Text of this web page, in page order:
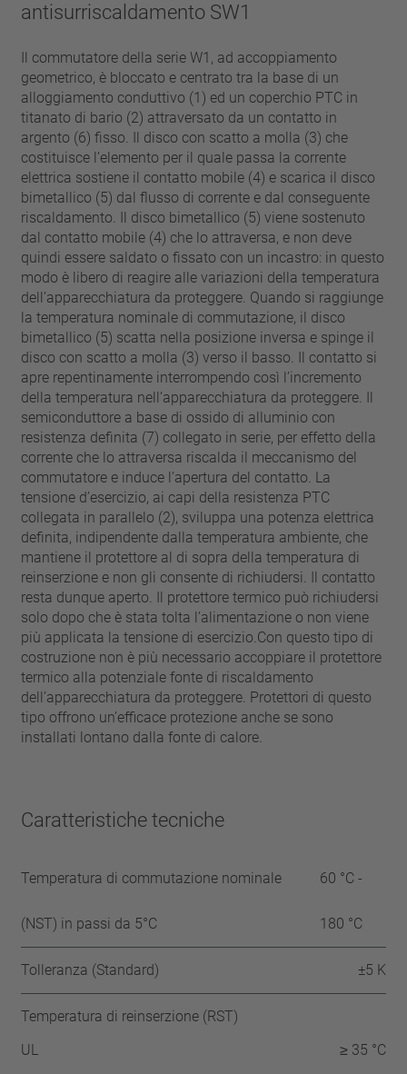
antisurriscaldamento SW1
Il commutatore della serie W1, ad accoppiamento
geometrico, è bloccato e centrato tra la base di un
alloggiamento conduttivo (1) ed un coperchio PTC in
titanato di bario (2) attraversato da un contatto in
argento (6) fisso. Il disco con scatto a molla (3) che
costituisce l’elemento per il quale passa la corrente
elettrica sostiene il contatto mobile (4) e scarica il disco
bimetallico (5) dal flusso di corrente e dal conseguente
riscaldamento. Il disco bimetallico (5) viene sostenuto
dal contatto mobile (4) che lo attraversa, e non deve
quindi essere saldato o fissato con un incastro: in questo
modo è libero di reagire alle variazioni della temperatura
dell’apparecchiatura da proteggere. Quando si raggiunge
la temperatura nominale di commutazione, il disco
bimetallico (5) scatta nella posizione inversa e spinge il
disco con scatto a molla (3) verso il basso. Il contatto si
apre repentinamente interrompendo così l’incremento
della temperatura nell’apparecchiatura da proteggere. Il
semiconduttore a base di ossido di alluminio con
resistenza definita (7) collegato in serie, per effetto della
corrente che lo attraversa riscalda il meccanismo del
commutatore e induce l’apertura del contatto. La
tensione d’esercizio, ai capi della resistenza PTC
collegata in parallelo (2), sviluppa una potenza elettrica
definita, indipendente dalla temperatura ambiente, che
mantiene il protettore al di sopra della temperatura di
reinserzione e non gli consente di richiudersi. Il contatto
resta dunque aperto. Il protettore termico può richiudersi
solo dopo che è stata tolta l’alimentazione o non viene
più applicata la tensione di esercizio.Con questo tipo di
costruzione non è più necessario accoppiare il protettore
termico alla potenziale fonte di riscaldamento
dell’apparecchiatura da proteggere. Protettori di questo
tipo offrono un’efficace protezione anche se sono
installati lontano dalla fonte di calore.
Caratteristiche tecniche
Temperatura di commutazione nominale
(NST) in passi da 5°C
60 °C -
180 °C
Tolleranza (Standard) ±5 K
Temperatura di reinserzione (RST)
UL
≥ 35 °C